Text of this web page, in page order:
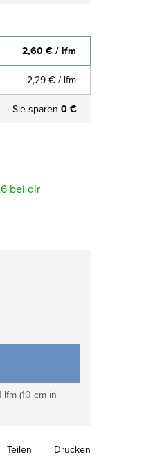
2,60 €/ lfm
2,29 € / lfm
Sie sparen 0 €
(10 cm in
Drucken
Teilen